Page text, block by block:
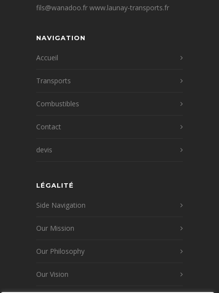
fils@wanadoo.fr www.launay-transports.fr
NAVIGATION
Accueil
Transports
Combustibles
Contact
devis
LÉGALITÉ
Side Navigation
Our Mission
Our Philosophy
Our Vision